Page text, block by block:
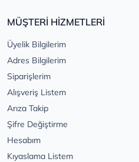
MÜŞTERİ HİZMETLERİ
Üyelik Bilgilerim
Adres Bilgilerim
Siparişlerim
Alışveriş Listem
Arıza Takip
Şifre Değiştirme
Hesabım
Kıyaslama Listem